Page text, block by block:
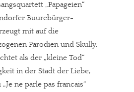
„Papageien“
Buurebürger-
mit auf die
Parodien und Skully,
als der „kleine Tod“
in der Stadt der Liebe,
ne parle pas francais“